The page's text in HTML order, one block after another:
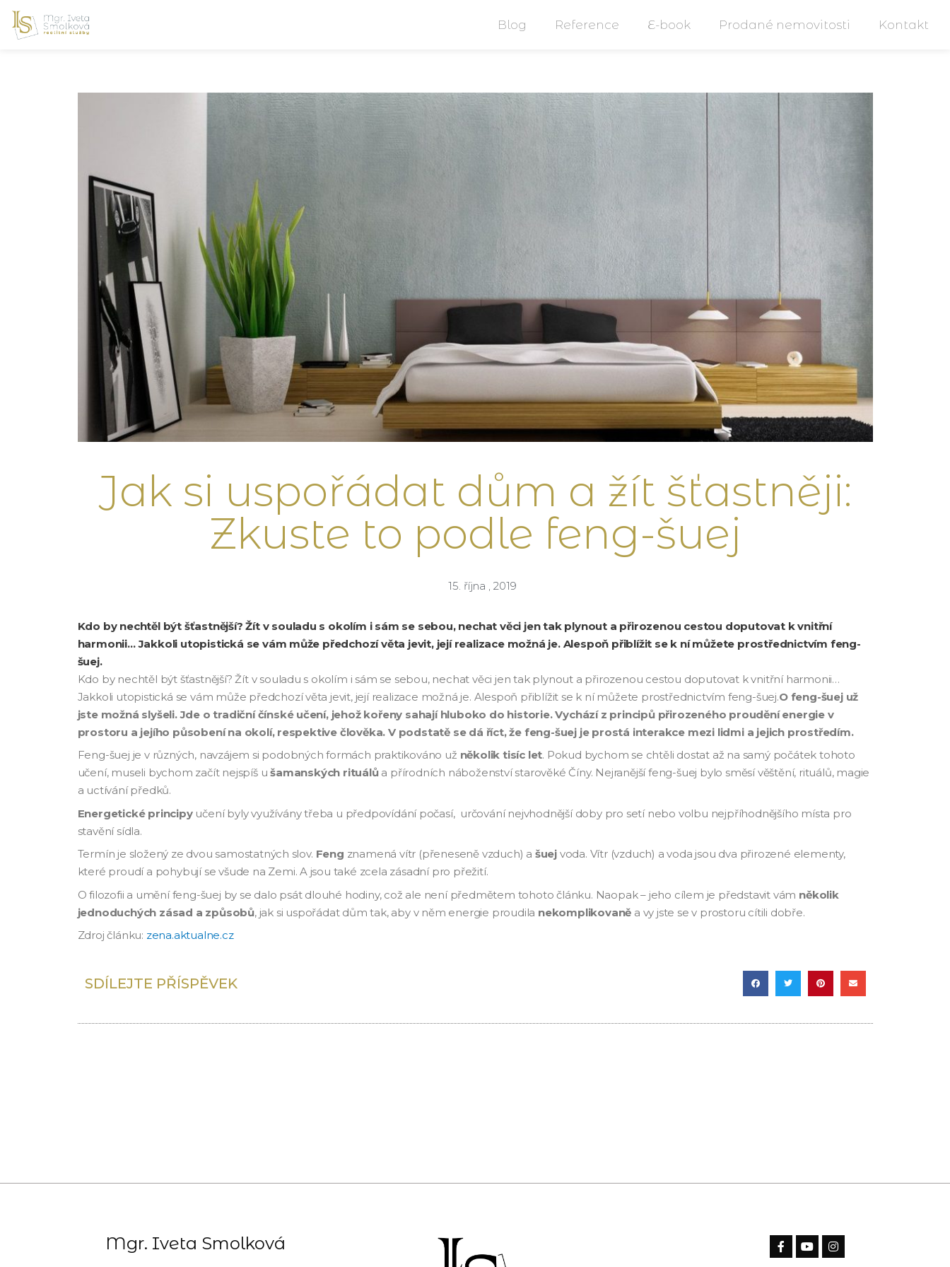
Blog Reference E-book Prodané nemovitosti Kontakt
Jak si uspořádat dům a žít šťastněji:
Zkuste to podle feng-šuej
15. října , 2019
Kdo by nechtěl být šťastnější? Žít v souladu s okolím i sám se sebou, nechat věci jen tak plynout a přirozenou cestou doputovat k vnitřní
harmonii… Jakkoli utopistická se vám může předchozí věta jevit, její realizace možná je. Alespoň přiblížit se k ní můžete prostřednictvím feng-
šuej.
Kdo by nechtěl být šťastnější? Žít v souladu s okolím i sám se sebou, nechat věci jen tak plynout a přirozenou cestou doputovat k vnitřní harmonii…
Jakkoli utopistická se vám může předchozí věta jevit, její realizace možná je. Alespoň přiblížit se k ní můžete prostřednictvím feng-šuej.O feng-šuej už
jste možná slyšeli. Jde o tradiční čínské učení, jehož kořeny sahají hluboko do historie. Vychází z principů přirozeného proudění energie v
prostoru a jejího působení na okolí, respektive člověka. V podstatě se dá říct, že feng-šuej je prostá interakce mezi lidmi a jejich prostředím.
Feng-šuej je v různých, navzájem si podobných formách praktikováno už několik tisíc let. Pokud bychom se chtěli dostat až na samý počátek tohoto
učení, museli bychom začít nejspíš ušamanských rituálůa přírodních náboženství starověké Číny. Nejranější feng-šuej bylo směsí věštění, rituálů, magie
a uctívání předků.
Energetické principyučení byly využívány třeba u předpovídání počasí, určování nejvhodnější doby pro setí nebo volbu nejpříhodnějšího místa pro
stavění sídla.
Termín je složený ze dvou samostatných slov. Feng znamená vítr (přeneseně vzduch) a šuejvoda. Vítr (vzduch) a voda jsou dva přirozené elementy,
které proudí a pohybují se všude na Zemi. A jsou také zcela zásadní pro přežití.
O filozofii a umění feng-šuej by se dalo psát dlouhé hodiny, což ale není předmětem tohoto článku. Naopak – jeho cílem je představit vám několik
jednoduchých zásad a způsobů, jak si uspořádat dům tak, aby v něm energie proudila nekomplikovaně a vy jste se v prostoru cítili dobře.
Zdroj článku: zena.aktualne.cz
SDÍLEJTE PŘÍSPĚVEK
Mgr. Iveta Smolková